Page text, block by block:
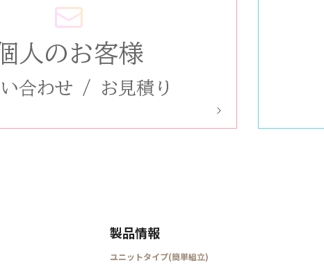
人のお客様
合わせ / お見積り
製品情報
ユニットタイプ(簡単組立)